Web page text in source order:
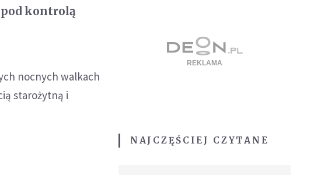
kontrolą
nocnych walkach
starożytną i
NAJCZĘŚCIEJ CZYTANE